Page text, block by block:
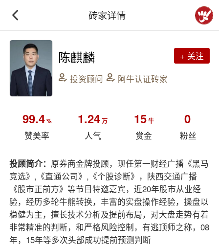
砖家详情
陈麒麟
投资顾问 阿牛认证砖家
+ 关注
99.4%
赞美率
1.24万
人气
15牛
赏金
0
粉丝
投顾简介： 原券商金牌投顾，现任第一财经广播《黑马
竞选》,《直通公司》,《个股诊断》，陕西交通广播
《股市正前方》等节目特邀嘉宾，近20年股市从业经
验，经历多轮牛熊转换，丰富的实盘操作经验，操盘以
稳健为主，擅长技术分析及提前布局，对大盘走势有着
非常精准的判断，和严格风险控制，有逃顶师之称，08
年，15年等多次头部成功提前预测判断